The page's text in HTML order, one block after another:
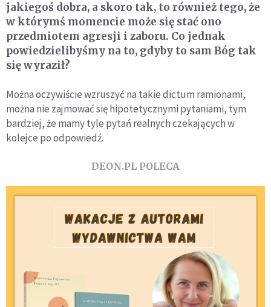
jakiegoś dobra, a skoro tak, to również tego, że
w którymś momencie może się stać ono
przedmiotem agresji i zaboru. Co jednak
powiedzielibyśmy na to, gdyby to sam Bóg tak
się wyraził?
Można oczywiście wzruszyć na takie dictum ramionami,
można nie zajmować się hipotetycznymi pytaniami, tym
bardziej, że mamy tyle pytań realnych czekających w
kolejce po odpowiedź.
DEON.PL POLECA